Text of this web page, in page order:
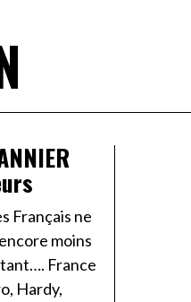
Français ne
moins
France
Hardy,